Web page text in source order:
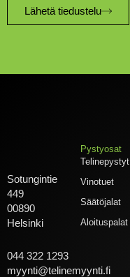
Lähetä tiedustelu
Sotungintie
449
00890
Helsinki
044 322 1293
myynti@telinemyynti.fi
Pystyosat
Telinepystyt
Vinotuet
Säätöjalat
Aloituspalat